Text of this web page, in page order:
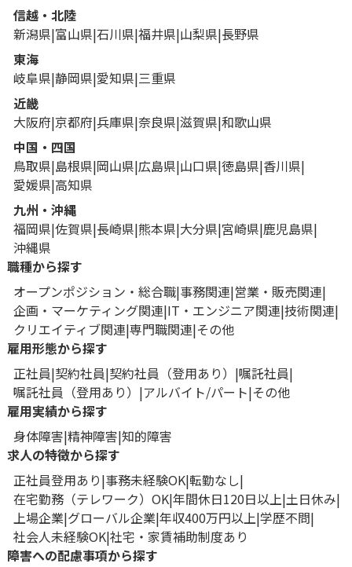
信越・北陸
新潟県 富山県 石川県 福井県 山梨県 長野県
東海
岐阜県 静岡県 愛知県 三重県
近畿
大阪府 京都府 兵庫県 奈良県 滋賀県 和歌山県
中国・四国
鳥取県 島根県 岡山県 広島県 山口県 徳島県 香川県
愛媛県 高知県
九州・沖縄
福岡県 佐賀県 長崎県 熊本県 大分県 宮崎県 鹿児島県
沖縄県
職種から探す
オープンポジション・総合職 事務関連 営業・販売関連
企画・マーケティング関連 IT・エンジニア関連 技術関連
クリエイティブ関連 専門職関連 その他
雇用形態から探す
正社員 契約社員 契約社員（登用あり）
嘱託社員
嘱託社員（登用あり）
アルバイト/パート その他
雇用実績から探す
身体障害 精神障害 知的障害
求人の特徴から探す
正社員登用あり 事務未経験OK 転勤なし
在宅勤務（テレワーク）OK 年間休日120日以上 土日休み
上場企業 グローバル企業 年収400万円以上 学歴不問
社会人未経験OK 社宅・家賃補助制度あり
障害への配慮事項から探す